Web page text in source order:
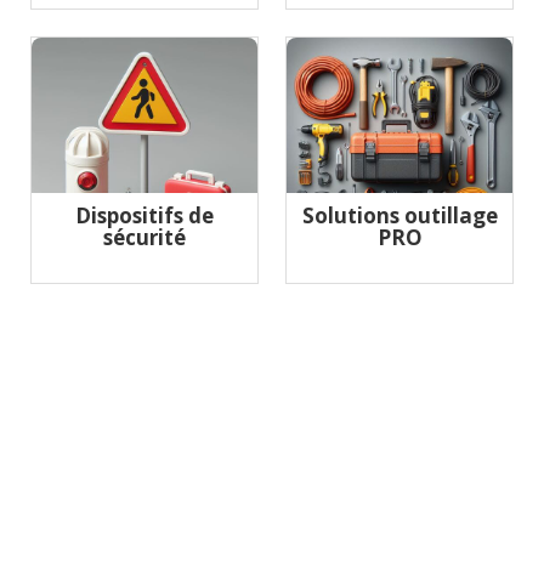
Dispositifs de
sécurité
Solutions outillage
PRO